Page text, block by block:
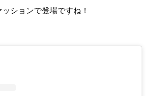
ションで登場ですね！